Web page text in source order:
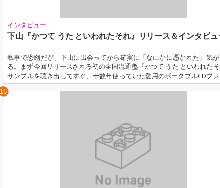
インタビュー
下山『かつて うた といわれたそれ』リリース＆インタビュ
私事で恐縮だが、下山に出会ってから確実に「なにかに憑かれた」気
る。まず今回リリースされる初の全国流通盤『かつて うた といわれた
サンプルを聴き出してすぐ、十数年使っていた愛用のポータブルCDプレ
がぶっ壊れた。その後も東京でのライヴ中にフロント・マンが飛んで
直撃したり、レコ発で大阪に向かう朝に自然と足の爪がまるごと剥が
16